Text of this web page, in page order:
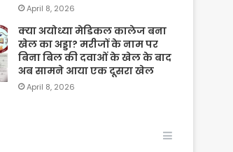
April 8, 2026
क्या अयोध्या मेडिकल कालेज बना
खेल का अड्डा? मरीजों के नाम पर
बिना बिल की दवाओं के खेल के बाद
अब सामने आया एक दूसरा खेल
April 8, 2026